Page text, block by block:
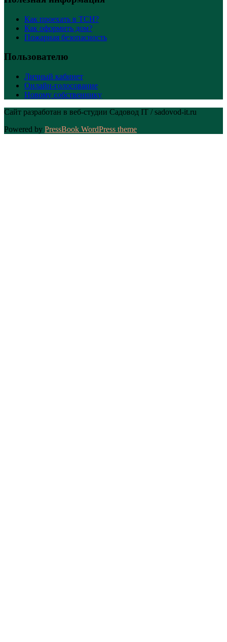
Как проехать в ТСН?
Как оформить дом?
Пожарная безопасность
Пользователю
Личный кабинет
Онлайн-голосование
Новому собственнику
Сайт разработан в веб-студии Садовод IT / sadovod-it.ru
Powered by PressBook WordPress theme